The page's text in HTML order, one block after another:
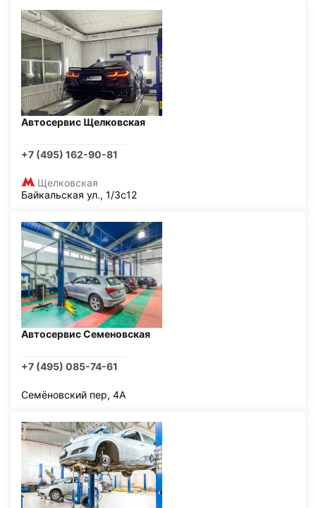
Автосервис Щелковская
+7 (495) 162-90-81
Щелковская
Байкальская ул., 1/3с12
Автосервис Семеновская
+7 (495) 085-74-61
Семёновский пер, 4А